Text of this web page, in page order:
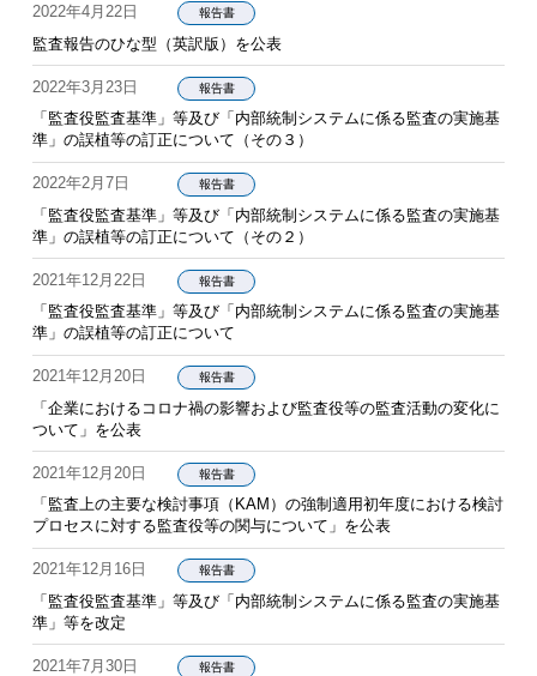
2022年4月22日 報告書
監査報告のひな型（英訳版）を公表
2022年3月23日 報告書
「監査役監査基準」等及び「内部統制システムに係る監査の実施基
準」の誤植等の訂正について（その３）
2022年2月7日 報告書
「監査役監査基準」等及び「内部統制システムに係る監査の実施基
準」の誤植等の訂正について（その２）
2021年12月22日 報告書
「監査役監査基準」等及び「内部統制システムに係る監査の実施基
準」の誤植等の訂正について
2021年12月20日 報告書
「企業におけるコロナ禍の影響および監査役等の監査活動の変化に
ついて」を公表
2021年12月20日 報告書
「監査上の主要な検討事項（KAM）の強制適用初年度における検討
プロセスに対する監査役等の関与について」を公表
2021年12月16日 報告書
「監査役監査基準」等及び「内部統制システムに係る監査の実施基
準」等を改定
2021年7月30日 報告書